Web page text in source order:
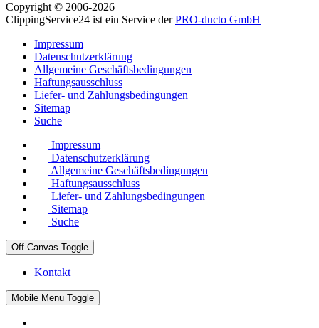
Copyright © 2006-2026
ClippingService24 ist ein Service derPRO-ducto GmbH
Impressum
Datenschutzerklärung
Allgemeine Geschäftsbedingungen
Haftungsausschluss
Liefer- und Zahlungsbedingungen
Sitemap
Suche
Impressum
Datenschutzerklärung
Allgemeine Geschäftsbedingungen
Haftungsausschluss
Liefer- und Zahlungsbedingungen
Sitemap
Suche
Off-Canvas Toggle
Kontakt
Mobile Menu Toggle